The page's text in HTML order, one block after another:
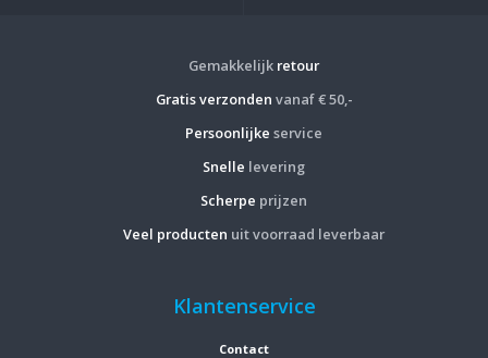
Gemakkelijk retour
Gratis verzonden vanaf € 50,-
Persoonlijke service
Snelle levering
Scherpe prijzen
Veel producten uit voorraad leverbaar
Klantenservice
Contact